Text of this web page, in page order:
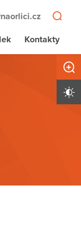
Kontakty